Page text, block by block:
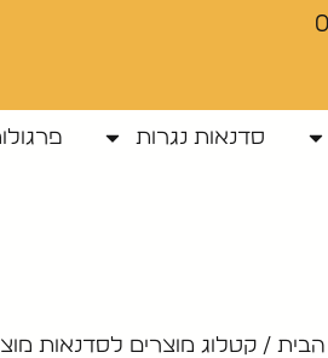
סדנאות נגרות
/קטלוג מוצרים לסדנאות